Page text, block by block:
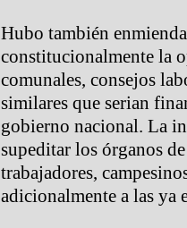
Hubo también
constitucionalmente la
comunales, consejos
similares que serian
gobierno nacional. La
supeditar los órganos
trabajadores,
adicionalmente a las ya